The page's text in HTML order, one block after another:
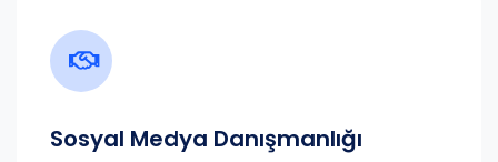
Sosyal Medya Danışmanlığı